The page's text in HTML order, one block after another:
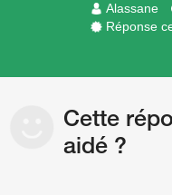
Alassane
Réponse
Cette
aidé ?